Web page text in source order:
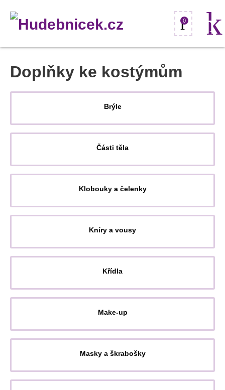
0
Doplňky ke kostýmům
Brýle
Části těla
Klobouky a čelenky
Kníry a vousy
Křídla
Make-up
Masky a škrabošky